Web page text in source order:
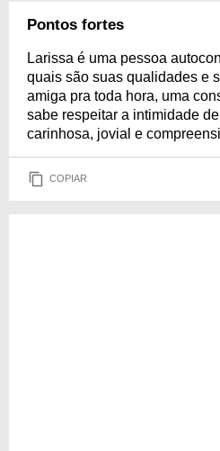
Pontos fortes
Larissa é uma pessoa
quais são suas qualidades e
amiga pra toda hora, uma
sabe respeitar a intimidade
carinhosa, jovial e
COPIAR